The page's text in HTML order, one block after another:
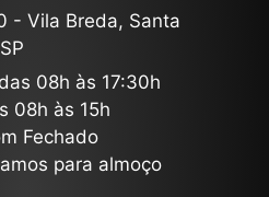
- Vila Breda, Santa
08h às 17:30h
08h às 15h
Fechado
para almoço